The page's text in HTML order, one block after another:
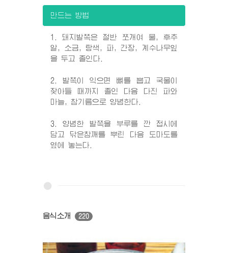
만드는 방법
1. 돼지발쪽은 절반 쪼개여 물, 후추
알, 소금, 탕색, 파, 간장, 계수나무잎
을 두고 졸인다.
2. 발쪽이 익으면 뼈를 뽑고 국물이
잦아들 때까지 졸인 다음 다진 파와
마늘, 참기름으로 양념한다.
3. 양념한 발쪽을 부루를 깐 접시에
담고 닦은참깨를 뿌린 다음 도마도를
옆에 놓는다.
음식소개 220